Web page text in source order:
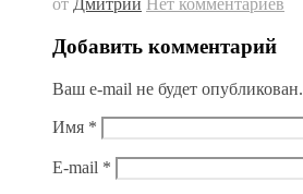
от Дмитрий Нет комментариев
Добавить комментарий
Ваш e-mail не будет опубликован.
Имя *
E-mail *